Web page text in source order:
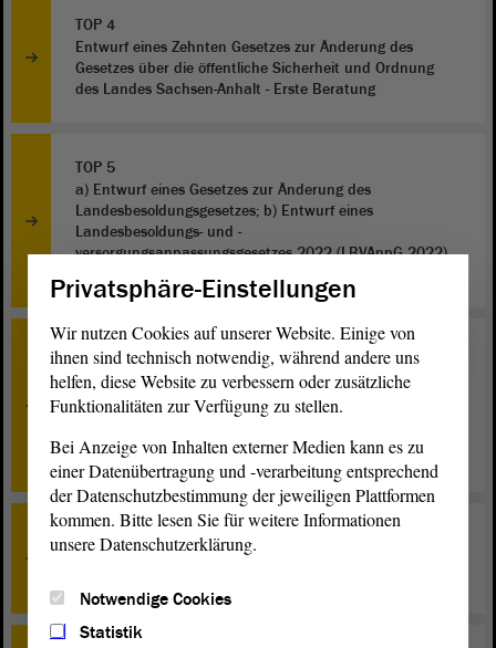
TOP 4
Entwurf eines Zehnten Gesetzes zur Änderung des
Gesetzes über die öffentliche Sicherheit und Ordnung
des Landes Sachsen-Anhalt - Erste Beratung
TOP 5
a) Entwurf eines Gesetzes zur Änderung des
Landesbesoldungsgesetzes; b) Entwurf eines
Landesbesoldungs- und -
versorgungsanpassungsgesetzes 2022 (LBVAnpG 2022)
TOP 6
Entwurf eines Zweiten Gesetzes zur Änderung des
Gesetzes zur Familienförderung und zur Förderung
sozialer Beratungsstellen des Landes Sachsen-Anhalt
(Familien- und Beratungsstellenfördergesetz Sachsen-
Anhalt - FamBeFöG LSA) - Erste Beratung
TOP 27
Bürgerinnen und Bürger entlasten - Energie- und
Privatsphäre-Einstellungen
Wir nutzen Cookies auf unserer Website. Einige von
ihnen sind technisch notwendig, während andere uns
helfen, diese Website zu verbessern oder zusätzliche
Funktionalitäten zur Verfügung zu stellen.
Bei Anzeige von Inhalten externer Medien kann es zu
einer Datenübertragung und -verarbeitung entsprechend
der Datenschutzbestimmung der jeweiligen Plattformen
kommen. Bitte lesen Sie für weitere Informationen
unsere Datenschutzerklärung.
Notwendige Cookies
Statistik